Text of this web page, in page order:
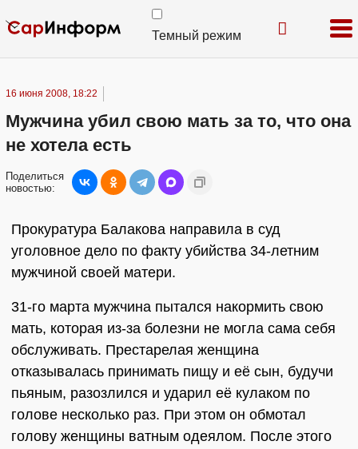
Темный режим
16 июня 2008, 18:22
Мужчина убил свою мать за то, что она
не хотела есть
Поделиться
новостью:
Прокуратура Балакова направила в суд
уголовное дело по факту убийства 34-летним
мужчиной своей матери.
31-го марта мужчина пытался накормить свою
мать, которая из-за болезни не могла сама себя
обслуживать. Престарелая женщина
отказывалась принимать пищу и её сын, будучи
пьяным, разозлился и ударил её кулаком по
голове несколько раз. При этом он обмотал
голову женщины ватным одеялом. После этого